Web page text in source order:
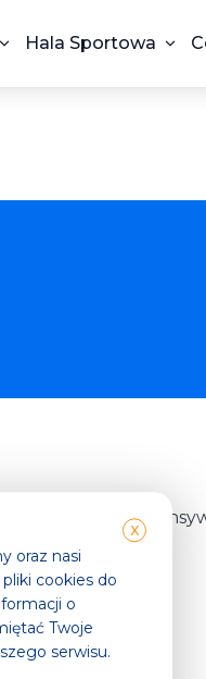
Hala Sportowa
całego ciała.
X
oraz nasi
cookies do
o
Twoje
serwisu.